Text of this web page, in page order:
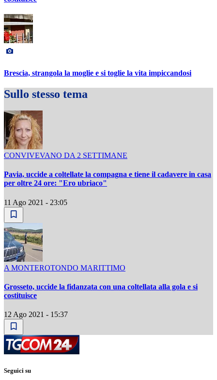
Brescia, strangola la moglie e si toglie la vita impiccandosi
Sullo stesso tema
CONVIVEVANO DA 2 SETTIMANE
Pavia, uccide a coltellate la compagna e tiene il cadavere in casa
per oltre 24 ore: "Ero ubriaco"
11 Ago 2021 - 23:05
A MONTEROTONDO MARITTIMO
Grosseto, uccide la fidanzata con una coltellata alla gola e si
costituisce
12 Ago 2021 - 15:37
Seguici su